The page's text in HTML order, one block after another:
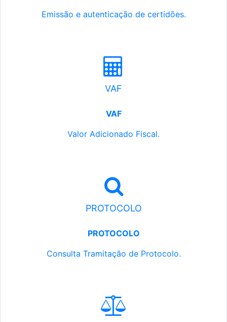
Emissão e autenticação de certidões.
VAF
VAF
Valor Adicionado Fiscal.
PROTOCOLO
PROTOCOLO
Consulta Tramitação de Protocolo.